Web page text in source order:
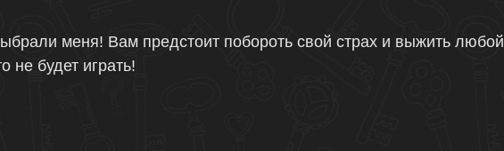
меня! Вам предстоит побороть свой страх и выжить любой
не будет играть!